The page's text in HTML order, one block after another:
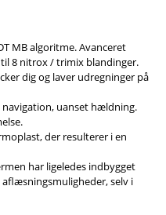
MB algoritme. Avanceret
8 nitrox / trimix blandinger.
dig og laver udregninger på
uanset hældning.
der resulterer i en
har ligeledes indbygget
selv i